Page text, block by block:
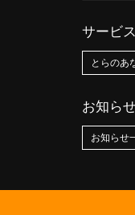
サービス
とらのあ
お知ら
お知らせ